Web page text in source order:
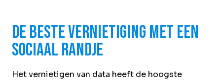
De beste vernietiging met een
sociaal randje
Het vernietigen van data heeft de hoogste